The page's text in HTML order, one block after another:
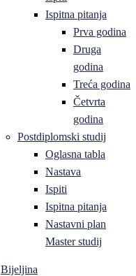
Ispitna pitanja
Prva godina
Druga
godina
Treća godina
Četvrta
godina
Postdiplomski studij
Oglasna tabla
Nastava
Ispiti
Ispitna pitanja
Nastavni plan
Master studij
Bijeljina